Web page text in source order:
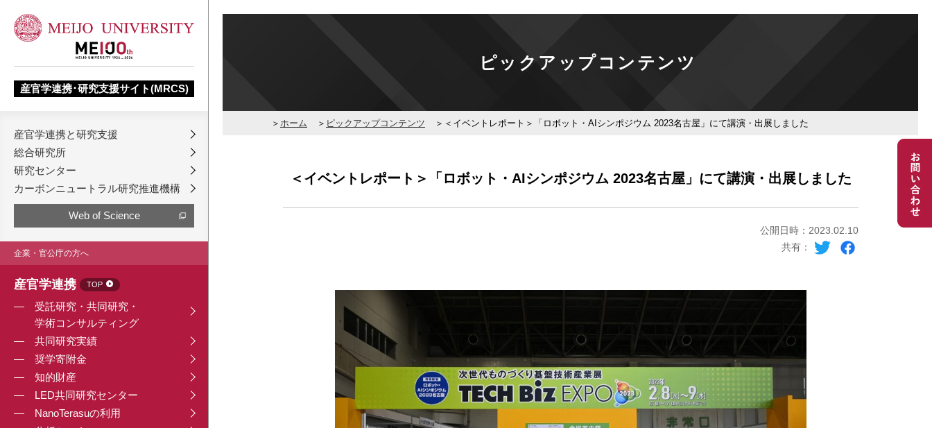
産官学連携･研究支援サイト(MRCS)
産官学連携と研究支援
総合研究所
研究センター
カーボンニュートラル研究推進機構
Web of Science
企業・官公庁の方へ
産官学連携 TOP
受託研究・共同研究・
学術コンサルティング
共同研究実績
奨学寄附金
知的財産
LED共同研究センター
NanoTerasuの利用
ピックアップコンテンツ
ホーム ピックアップコンテンツ ＜イベントレポート＞「ロボット・AIシンポジウム 2023名古屋」にて講演・出展しました
＜イベントレポート＞「ロボット・AIシンポジウム 2023名古屋」にて講演・出展しました
公開日時：2023.02.10
共有：